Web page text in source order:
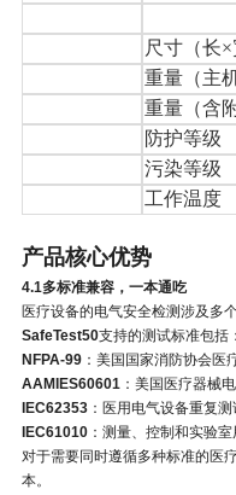
尺寸（长
重量（主
重量（含
防护等级
污染等级
工作温度
产品核心优势
4.1多标准兼容，一本通吃
医疗设备的电气安全检测涉及多
SafeTest50支持的测试标准包括
NFPA-99 ：美国国家消防协会医
AAMIES60601 ：美国医疗器械
IEC62353 ：医用电气设备重复
IEC61010 ：测量、控制和实验
对于需要同时遵循多种标准的医
本。